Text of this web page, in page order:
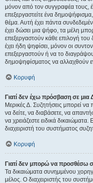
μόνον από τον συγγραφέα τους,
επεξεργαστείτε ένα
θέμα. Αυτή έχει πάντα
έχει δώσει μια ψήφο, τα μέλη
επεξεργαστούν κάθε επιλογή
έχει ήδη ψηφίσει, μόνον οι
επεξεργαστούν ή να το
δημοψηφίσματος να αλλαχθούν
Κορυφή
Γιατί δεν έχω πρόσβαση σε μια
Μερικές Δ. Συζητήσεις μπορεί να
να δείτε, να διαβάσετε, να
να χρειάζεστε ειδικά
διαχειριστή του συστήματος
Κορυφή
Γιατί δεν μπορώ να προσθέσω
Τα δικαιώματα συνημμένου
μέλος. Ο διαχειριστής του